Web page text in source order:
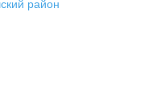
район